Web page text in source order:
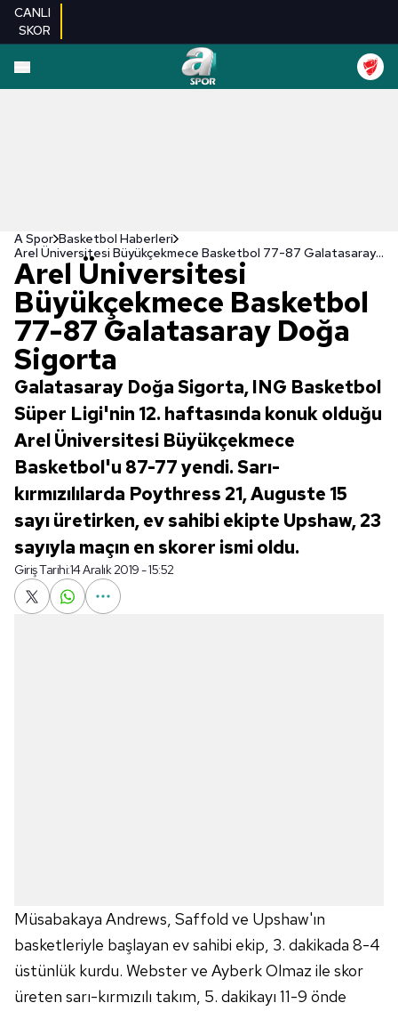
CANLI
SKOR
A Spor Basketbol Haberleri
Arel Üniversitesi Büyükçekmece Basketbol 77-87 Galatasaray Doğa Sigorta
Arel Üniversitesi
Büyükçekmece Basketbol
77-87 Galatasaray Doğa
Sigorta
Galatasaray Doğa Sigorta, ING Basketbol
Süper Ligi'nin 12. haftasında konuk olduğu
Arel Üniversitesi Büyükçekmece
Basketbol'u 87-77 yendi. Sarı-
kırmızılılarda Poythress 21, Auguste 15
sayı üretirken, ev sahibi ekipte Upshaw, 23
sayıyla maçın en skorer ismi oldu.
Giriş Tarihi:14 Aralık 2019 - 15:52
Müsabakaya Andrews, Saffold ve Upshaw'ın
basketleriyle başlayan ev sahibi ekip, 3. dakikada 8-4
üstünlük kurdu. Webster ve Ayberk Olmaz ile skor
üreten sarı-kırmızılı takım, 5. dakikayı 11-9 önde